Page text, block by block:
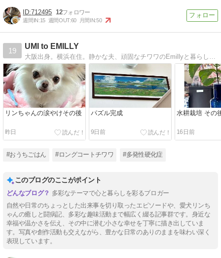
712495 12
週間IN:15 週間OUT:60 月間IN:50
19
UMI to EMILLY
リンちゃんの涙やけその後
昨日
パズル完成
9日前
水耕栽培 その
16日前
#おうちごはん #ロングコートチワワ #多発性硬化症
このブログのここがポイント
多彩なテーマで心と暮らしを彩るブロガー
自然や日常のちょっとした出来事を切り取ったエピソードや、愛犬リンち
ゃんの癒しと闘病記、多彩な趣味活動まで幅広く綴る記事群です。身近な
幸福や温かさを伝え、その中に潜む小さな幸せを丁寧に描き出していま
す。写真や創作活動も交えながら、豊かな日常のありのままを味わい深く
表現しています。